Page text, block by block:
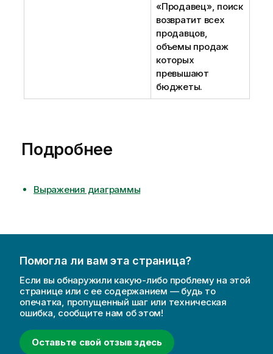
«Продавец», поиск
возвратит всех
продавцов,
объемы продаж
которых
превышают
бюджеты.
Подробнее
Выражения диаграммы
Помогла ли вам эта страница?
Если вы обнаружили какую-либо проблему на этой
странице или с ее содержанием — будь то
опечатка, пропущенный шаг или техническая
ошибка, сообщите нам об этом!
Оставьте свой отзыв здесь